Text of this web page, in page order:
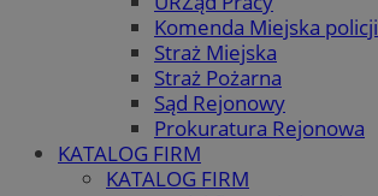
Komenda Miejska policji
Straż Miejska
Straż Pożarna
Sąd Rejonowy
Prokuratura Rejonowa
KATALOG FIRM
KATALOG FIRM